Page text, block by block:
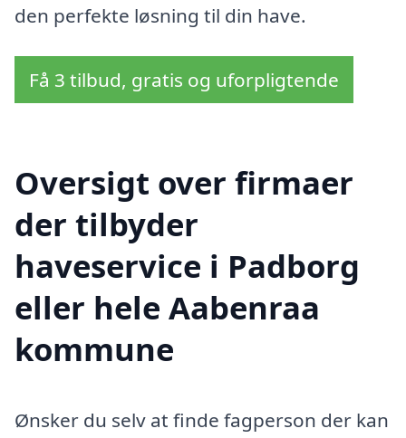
den perfekte løsning til din have.
Få 3 tilbud, gratis og uforpligtende
Oversigt over firmaer
der tilbyder
haveservice i Padborg
eller hele Aabenraa
kommune
Ønsker du selv at finde fagperson der kan